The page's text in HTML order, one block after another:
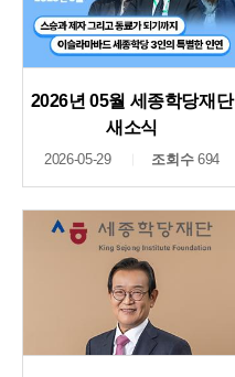
2026년 05월 세종학당재단
새소식
2026-05-29 조회수694